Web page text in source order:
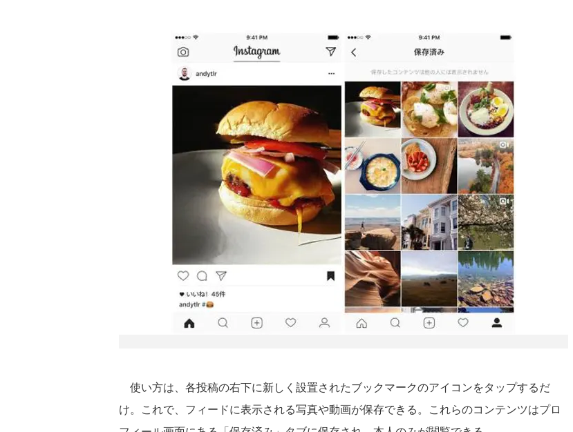
使い方は、各投稿の右下に新しく設置されたブックマークのアイコンをタップするだ
け。これで、フィードに表示される写真や動画が保存できる。これらのコンテンツはプロ